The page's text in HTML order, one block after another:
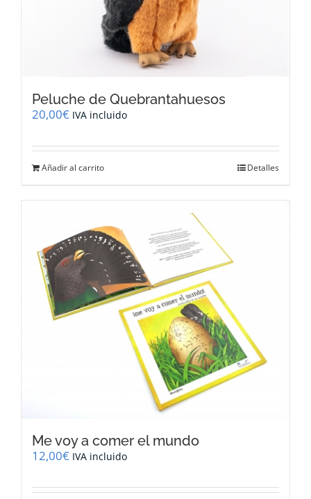
página
de
producto
Peluche de Quebrantahuesos
20,00€ IVA incluido
Añadir al carrito Detalles
Me voy a comer el mundo
12,00€ IVA incluido